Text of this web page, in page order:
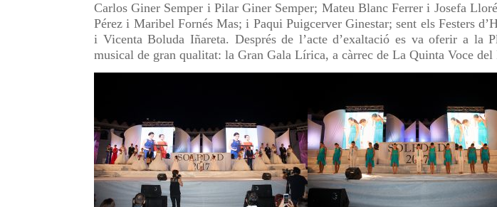
Carlos Giner Semper i Pilar Giner Semper; Mateu Blanc Ferrer i Josefa
Pérez i Maribel Fornés Mas; i Paqui Puigcerver Ginestar; sent els Festers
i Vicenta Boluda Iñareta. Després de l’acte d’exaltació es va oferir a la
musical de gran qualitat: la Gran Gala Lírica, a càrrec de La Quinta Voce del